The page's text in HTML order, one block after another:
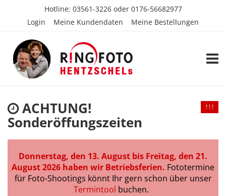
Hotline: 03561-3226oder 0176-56682977
Login
Meine Kundendaten Meine Bestellungen
ACHTUNG!
Sonderöffungszeiten
Donnerstag, den 13. August bis Freitag, den 21.
August 2026 haben wir Betriebsferien. Fototermine
für Foto-Shootings könnt Ihr gern schon über unser
Termintool buchen.
! ! !